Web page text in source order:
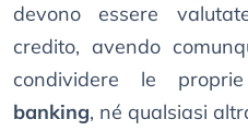
devono essere
credito, avendo
condividere le
banking, né qualsiasi